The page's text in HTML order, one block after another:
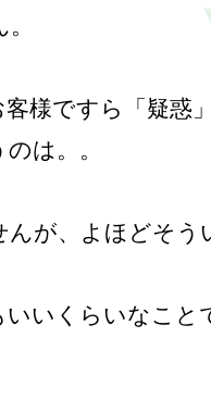
様ですら「疑惑
は。。
が、よほどそう
いいくらいなこ